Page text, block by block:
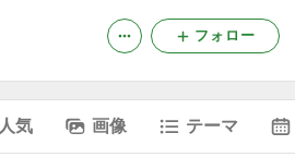
フォロー
人気 画像 テーマ